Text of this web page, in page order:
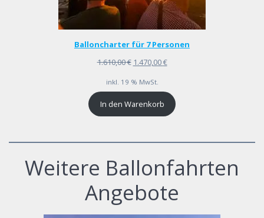
Balloncharter für 7 Personen
1.610,00€ Ursprünglicher
war:
1.610,00 €
1.470,00€Aktueller
1.470,00 €.
inkl. 19 % MwSt.
In den Warenkorb
Weitere Ballonfahrten
Angebote